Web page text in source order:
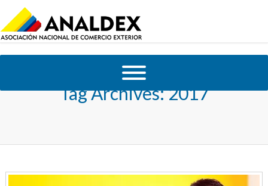
Tag Archives:2017